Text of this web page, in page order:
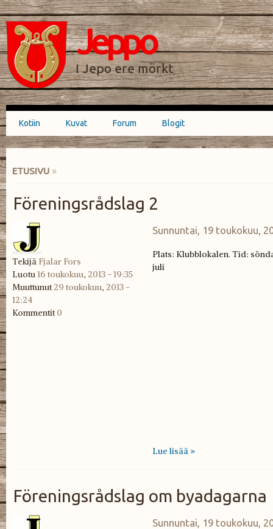
Hyppää
pääsisältöön
Skip to
navigation
Jeppo
I Jepo ere mörkt
HAKULOMAKE
Päävalikko
Kotiin Kuvat Forum Blogit
ETUSIVU »
Föreningsrådslag 2
Tekijä Fjalar Fors
Luotu16 toukokuu, 2013 - 19:35
Muuttunut 29 toukokuu, 2013 -
12:24
Kommentit 0
Sunnuntai, 19 toukokuu,
Plats: Klubblokalen. Tid:
juli
Lue lisää »
Föreningsrådslag om byadagarna
Sunnuntai, 19 toukokuu,